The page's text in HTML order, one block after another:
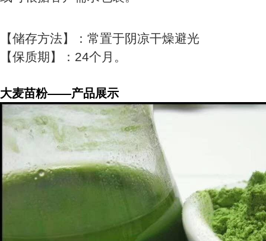
【储存方法】：常置于阴凉干燥避光
【保质期】：24个月。
大麦苗粉——产品展示